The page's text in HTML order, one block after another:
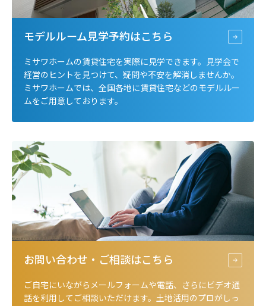
モデルルーム見学予約はこちら
ミサワホームの賃貸住宅を実際に見学できます。見学会で
経営のヒントを見つけて、疑問や不安を解消しませんか。
ミサワホームでは、全国各地に賃貸住宅などのモデルルー
ムをご用意しております。
お問い合わせ・ご相談はこちら
ご自宅にいながらメールフォームや電話、さらにビデオ通
話を利用してご相談いただけます。土地活用のプロがしっ